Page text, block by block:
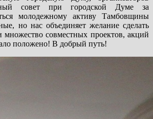
совет при городской Думе за
молодежному активу Тамбовщины
но нас объединяет желание сделать
совместных проектов, акций
положено! В добрый путь!